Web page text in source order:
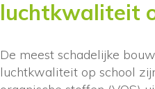
luchtkwaliteit
De meest schadelijke
luchtkwaliteit op school